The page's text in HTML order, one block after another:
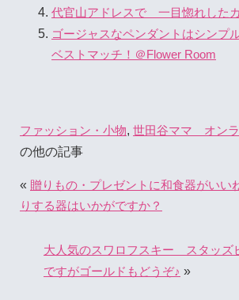
代官山アドレスで 一目惚れした
ゴージャスなペンダントはシンプ
ベストマッチ！＠Flower Room
ファッション・小物, 世田谷ママ オン
の他の記事
« 贈りもの・プレゼントに和食器がい
りする器はいかがですか？
大人気のスワロフスキー スタッ
ですがゴールドもどうぞ♪ »